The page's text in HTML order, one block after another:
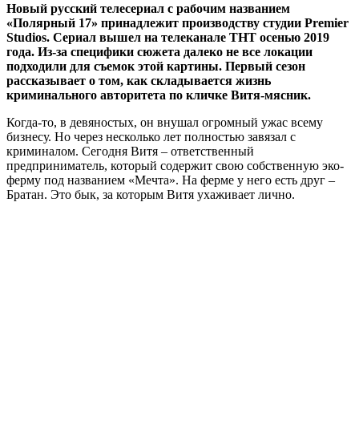
Новый русский телесериал с рабочим названием
«Полярный 17» принадлежит производству студии Premier
Studios. Сериал вышел на телеканале ТНТ осенью 2019
года. Из-за специфики сюжета далеко не все локации
подходили для съемок этой картины. Первый сезон
рассказывает о том, как складывается жизнь
криминального авторитета по кличке Витя-мясник.
Когда-то, в девяностых, он внушал огромный ужас всему
бизнесу. Но через несколько лет полностью завязал с
криминалом. Сегодня Витя – ответственный
предприниматель, который содержит свою собственную эко-
ферму под названием «Мечта». На ферме у него есть друг –
Братан. Это бык, за которым Витя ухаживает лично.